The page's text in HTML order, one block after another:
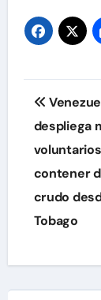
de
despliega
contener
crudo
Tobago